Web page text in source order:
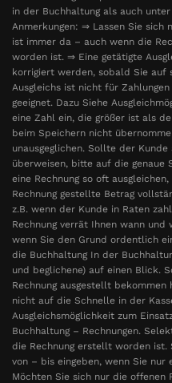
in der Buchhaltung als auch
Anmerkungen: ⇒ Lassen Sie
ist immer da – auch wenn die
worden ist. ⇒ Eine getätigte
korrigiert werden, sobald Sie
Ausgleichs ist nicht für
geeignet. Dazu Siehe
eine Zahl ein, die größer ist als
beim Speichern nicht
unausgeglichen. Sollte der
überweisen, bitte auf die
eine Rechnung so oft
Rechnung gestellte Betrag
z.B. wenn der Kunde in Raten
Rechnung verrät Ihnen wann und
wenn Sie den Grund ordentlich
die Buchhaltung In der
und beglichene) auf einen Blick.
Rechnung ausgestellt
nicht auf die Schnelle in der
Ausgleichsmöglichkeit zum
Buchhaltung – Rechnungen.
die Rechnung erstellt worden ist.
von – bis eingeben, wenn Sie nur
Möchten Sie sich nur die offenen